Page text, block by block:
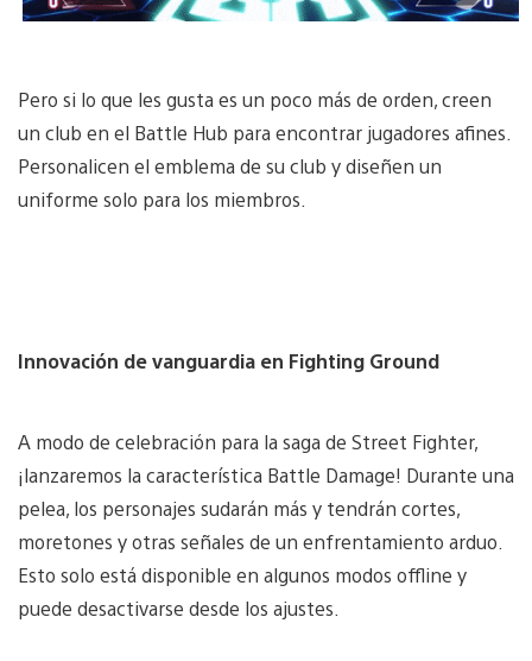
Pero si lo que les gusta es un poco más de orden, creen
un club en el Battle Hub para encontrar jugadores afines.
Personalicen el emblema de su club y diseñen un
uniforme solo para los miembros.
Innovación de vanguardia en Fighting Ground
A modo de celebración para la saga de Street Fighter,
¡lanzaremos la característica Battle Damage! Durante una
pelea, los personajes sudarán más y tendrán cortes,
moretones y otras señales de un enfrentamiento arduo.
Esto solo está disponible en algunos modos offline y
puede desactivarse desde los ajustes.